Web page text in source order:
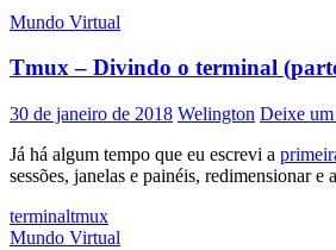
Mundo Virtual
Tmux – Divindo o terminal
30 de janeiro de 2018 Welington Deixe
Já há algum tempo que eu escrevi a
sessões, janelas e painéis, redimensionar
terminaltmux
Mundo Virtual